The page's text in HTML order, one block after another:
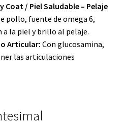
Coat / Piel Saludable – Pelaje
pollo, fuente de omega 6,
a la piel y brillo al pelaje.
Articular: Con glucosamina,
las articulaciones